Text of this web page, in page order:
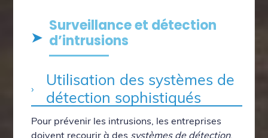
Surveillance et détection
d’intrusions
Utilisation des systèmes de
détection sophistiqués
Pour prévenir les intrusions, les entreprises
doivent recourir à des systèmes de détection,